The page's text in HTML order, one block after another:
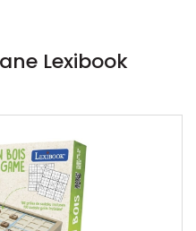
Lexibook